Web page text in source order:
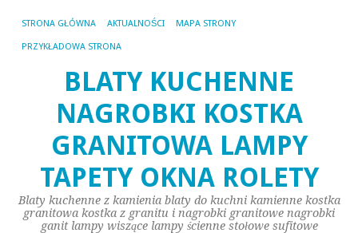
STRONA GŁÓWNA AKTUALNOŚCI MAPA STRONY
PRZYKŁADOWA STRONA
BLATY KUCHENNE
NAGROBKI KOSTKA
GRANITOWA LAMPY
TAPETY OKNA ROLETY
Blaty kuchenne z kamienia blaty do kuchni kamienne kostka
granitowa kostka z granitu i nagrobki granitowe nagrobki
ganit lampy wiszące lampy ścienne stołowe sufitowe